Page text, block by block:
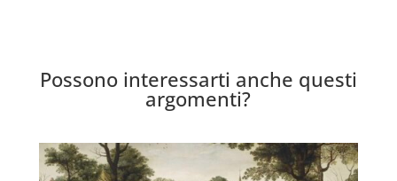
Possono interessarti anche questi
argomenti?